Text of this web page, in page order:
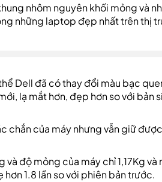
nhôm nguyên khối mỏng và
những laptop đẹp nhất trên thị
Dell đã có thay đổi màu bạc
lạ mắt hơn, đẹp hơn so với bản
chắn của máy nhưng vẫn giữ
độ mỏng của máy chỉ 1,17Kg và
1.8 lần so với phiên bản trước.